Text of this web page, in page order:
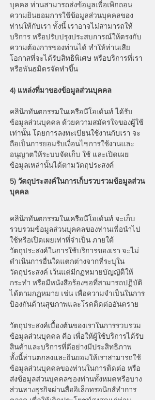
บุคคล ท่านสามารถส่งข้อมูลเพื่อเพิกถอน
ความยินยอมการใช้ข้อมูลส่วนบุคคลของ
ท่านให้กับเรา ทั้งนี้ เราอาจไม่สามารถให้
บริการ หรือปรับปรุงประสบการณ์ให้ตรงกับ
ความต้องการของท่านได้ ทำให้ท่านเสีย
โอกาสที่จะได้รับสิทธิพิเศษ หรือบริการที่เรา
หรือพันธมิตรจัดทำขึ้น
4) แหล่งที่มาของข้อมูลส่วนบุคคล
คลินิกทันตกรรมในเครือนีโอเด้นท์ ได้รับ
ข้อมูลส่วนบุคคล ด้วยความสมัครใจของผู้ใช้
เท่านั้น โดยการลงทะเบียนใช้งานกับเรา จะ
ถือเป็นการยอมรับเงื่อนไขการใช้งานและ
อนุญาตให้ระบบจัดเก็บ ใช้ และเปิดเผย
ข้อมูลเหล่านั้นได้ตามวัตถุประสงค์
5) วัตถุประสงค์ในการเก็บรวบรวมข้อมูลส่วน
บุคคล
คลินิกทันตกรรมในเครือนีโอเด้นท์ จะเก็บ
รวบรวมข้อมูลส่วนบุคคลของท่านเพื่อนำไป
ใช้หรือเปิดเผยเท่าที่จำเป็น ภายใต้
วัตถุประสงค์ในการใช้บริการของเรา จะไม่
ดำเนินการอื่นใดแตกต่างจากที่ระบุใน
วัตถุประสงค์ เว้นแต่มีกฏหมายบัญญัติให้
กระทำ หรือมีหนังสือร้องขอที่สามารถปฏิบัติ
ได้ตามกฏหมาย เช่น เพื่อความจำเป็นในการ
ป้องกันด้านสุขภาพและโรคติดต่ออันตราย
วัตถุประสงค์เบื้องต้นของเราในการรวบรวม
ข้อมูลส่วนบุคคล คือ เพื่อให้ผู้ใช้บริการได้รับ
สินค้าและบริการที่ดีอย่างมีประสิทธิภาพ
ทั้งนี้ท่านตกลงและยินยอมให้เราสามารถใช้
ข้อมูลส่วนบุคคลของท่านในการติดต่อ หรือ
ส่งข้อมูลส่วนบุคคลของท่านทั้งหมดหรือบาง
ส่วนทางธุรกิจผ่านสื่ออิเล็กทรอนิกส์ทําการ